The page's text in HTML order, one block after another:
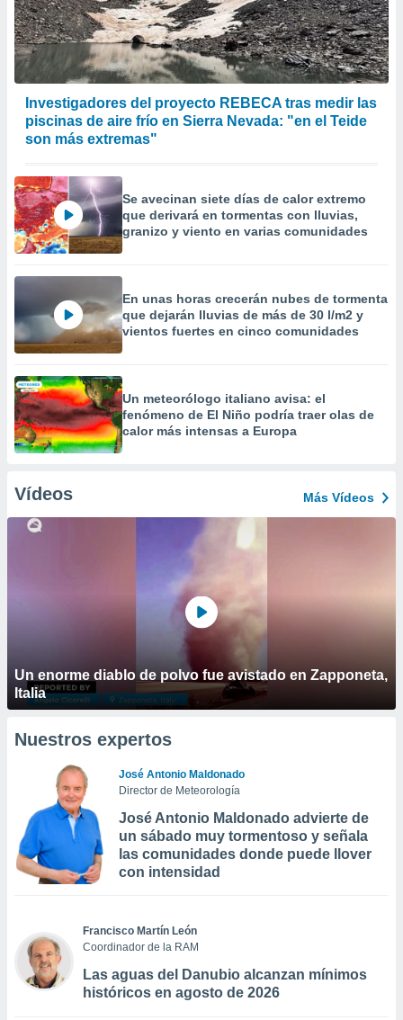
Investigadores del proyecto REBECA tras medir las
piscinas de aire frío en Sierra Nevada: "en el Teide
son más extremas"
Se avecinan siete días de calor extremo
que derivará en tormentas con lluvias,
granizo y viento en varias comunidades
En unas horas crecerán nubes de tormenta
que dejarán lluvias de más de 30 l/m2 y
vientos fuertes en cinco comunidades
Un meteorólogo italiano avisa: el
fenómeno de El Niño podría traer olas de
calor más intensas a Europa
Vídeos Más Vídeos
Un enorme diablo de polvo fue avistado en Zapponeta,
Italia
Nuestros expertos
José Antonio Maldonado
Director de Meteorología
José Antonio Maldonado advierte de
un sábado muy tormentoso y señala
las comunidades donde puede llover
con intensidad
Francisco Martín León
Coordinador de la RAM
Las aguas del Danubio alcanzan mínimos
históricos en agosto de 2026